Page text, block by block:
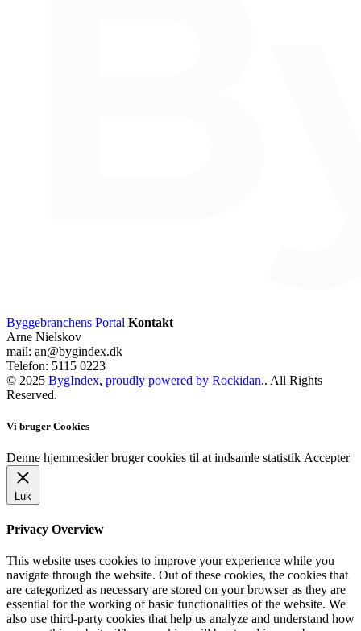
Byggebranchens Portal Kontakt
Arne Nielskov
mail: an@bygindex.dk
Telefon: 5115 0223
© 2025 BygIndex, proudly powered by Rockidan.. All Rights
Reserved.
Vi bruger Cookies
Denne hjemmesider bruger cookies til at indsamle statistik Accepter
Luk
Privacy Overview
This website uses cookies to improve your experience while you
navigate through the website. Out of these cookies, the cookies that
are categorized as necessary are stored on your browser as they are
essential for the working of basic functionalities of the website. We
also use third-party cookies that help us analyze and understand how